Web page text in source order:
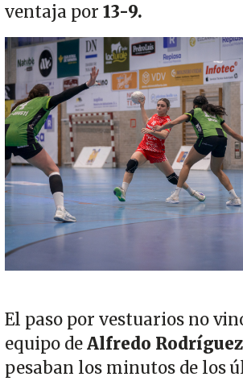
ventaja por 13-9.
Imagen
El paso por vestuarios no
equipo deAlfredo Rodríguez
pesaban los minutos de los